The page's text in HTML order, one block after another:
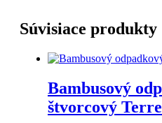
Súvisiace produkty
Bambusový
štvorcový